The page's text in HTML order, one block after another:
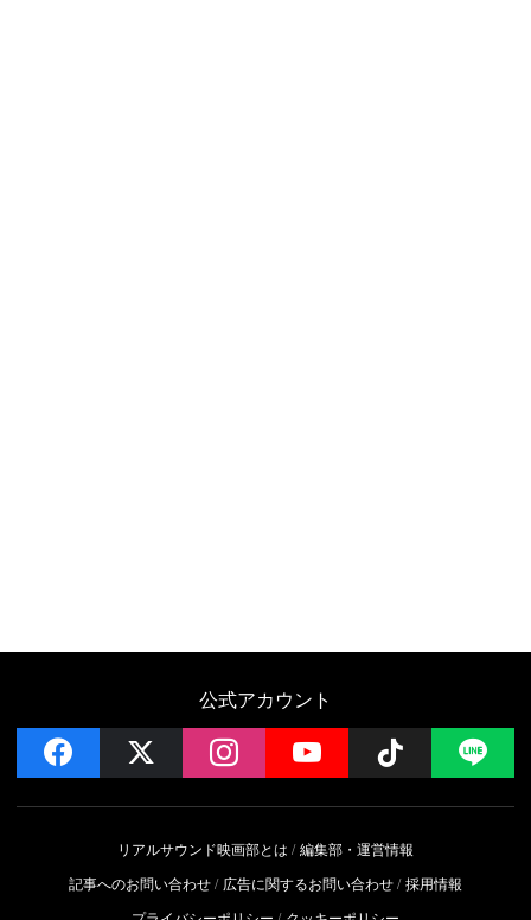
公式アカウント
facebook instagramYouTube Follow
リアルサウンド映画部とは
編集部・運営情報
記事へのお問い合わせ
広告に関するお問い合わせ 採用情報